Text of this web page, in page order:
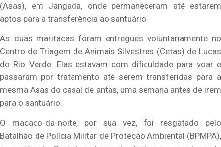
(Asas), em Jangada, onde permaneceram até estarem
aptos para a transferência ao santuário.
As duas maritacas foram entregues voluntariamente no
Centro de Triagem de Animais Silvestres (Cetas) de Lucas
do Rio Verde. Elas estavam com dificuldade para voar e
passaram por tratamento até serem transferidas para a
mesma Asas do casal de antas, uma semana antes de irem
para o santuário.
O macaco-da-noite, por sua vez, foi resgatado pelo
Batalhão de Polícia Militar de Proteção Ambiental (BPMPA),